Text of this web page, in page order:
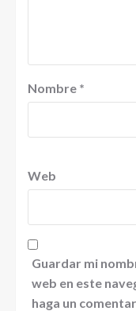
Nombre *
Web
Guardar mi
web en este
haga un